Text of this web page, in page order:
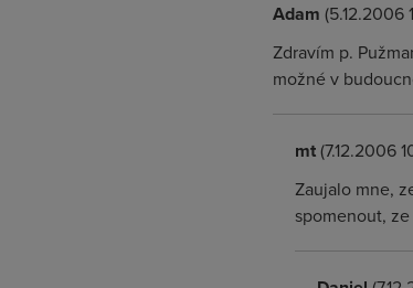
Adam (5.12.2006
Zdravím p.
možné v
mt(7.12.2006
Zaujalo mne,
spomenout,